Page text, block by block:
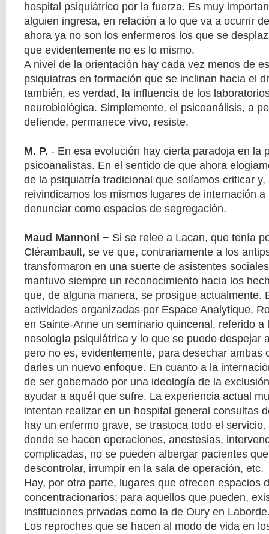
hospital psiquiátrico por la fuerza. Es muy
alguien ingresa, en relación a lo que va a ocurrir
ahora ya no son los enfermeros los que se
que evidentemente no es lo mismo.
A nivel de la orientación hay cada vez menos de
psiquiatras en formación que se inclinan hacia el
también, es verdad, la influencia de los
neurobiológica. Simplemente, el psicoanálisis, a
defiende, permanece vivo, resiste.
M. P. - En esa evolución hay cierta paradoja en la
psicoanalistas. En el sentido de que ahora
de la psiquiatría tradicional que solíamos criticar
reivindicamos los mismos lugares de internación
denunciar como espacios de segregación.
Maud Mannoni − Si se relee a Lacan, que tenía
Clérambault, se ve que, contrariamente a los
transformaron en una suerte de asistentes
mantuvo siempre un reconocimiento hacia los
que, de alguna manera, se prosigue actualmente.
actividades organizadas por Espace Analytique,
en Sainte-Anne un seminario quincenal, referido a
nosología psiquiátrica y lo que se puede despejar
pero no es, evidentemente, para desechar ambas
darles un nuevo enfoque. En cuanto a la
de ser gobernado por una ideología de la
ayudar a aquél que sufre. La experiencia actual
intentan realizar en un hospital general consultas
hay un enfermo grave, se trastoca todo el
donde se hacen operaciones, anestesias,
complicadas, no se pueden albergar pacientes
descontrolar, irrumpir en la sala de operación, etc.
Hay, por otra parte, lugares que ofrecen espacios
concentracionarios; para aquellos que pueden,
instituciones privadas como la de Oury en
Los reproches que se hacen al modo de vida en